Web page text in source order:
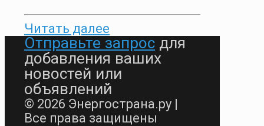
Читать далее
Отправьте запрос для
добавления ваших
новостей или
объявлений
© 2026 Энергострана.ру |
Все права защищены